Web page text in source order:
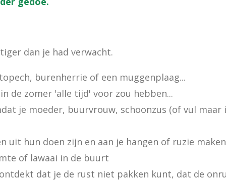
dan je had verwacht.
burenherrie of een muggenplaag...
de zomer 'alle tijd' voor zou hebben...
je moeder, buurvrouw, schoonzus (of vul
uit hun doen zijn en aan je hangen of ruzie maken
of lawaai in de buurt
dat je de rust niet pakken kunt, dat de